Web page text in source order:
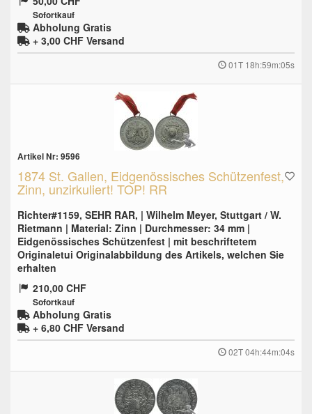
Sofortkauf
Abholung Gratis
+ 3,00 CHF Versand
01T 18h:59m:04s
Artikel Nr: 9596
1874 St. Gallen, Eidgenössisches Schützenfest,
Zinn, unzirkuliert! TOP! RR
Richter#1159, SEHR RAR, | Wilhelm Meyer, Stuttgart / W.
Rietmann | Material: Zinn | Durchmesser: 34 mm |
Eidgenössisches Schützenfest | mit beschriftetem
Originaletui Originalabbildung des Artikels, welchen Sie
erhalten
210,00 CHF
Sofortkauf
Abholung Gratis
+ 6,80 CHF Versand
02T 04h:44m:03s